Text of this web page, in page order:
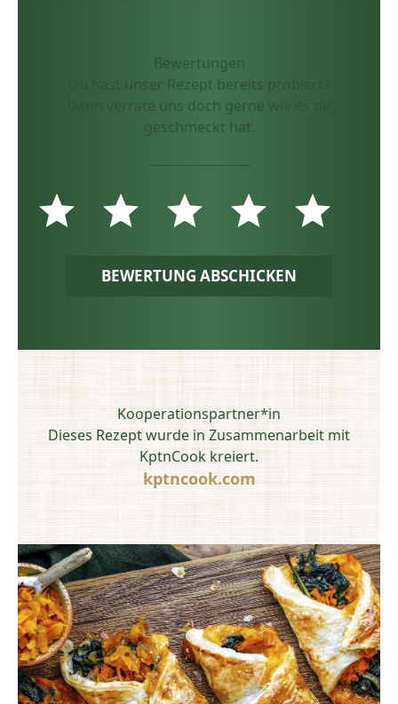
Bewertungen
Du hast unser Rezept bereits probiert?
Dann verrate uns doch gerne wie es dir
geschmeckt hat.
BEWERTUNG ABSCHICKEN
Kooperationspartner*in
Dieses Rezept wurde in Zusammenarbeit mit
KptnCook kreiert.
kptncook.com